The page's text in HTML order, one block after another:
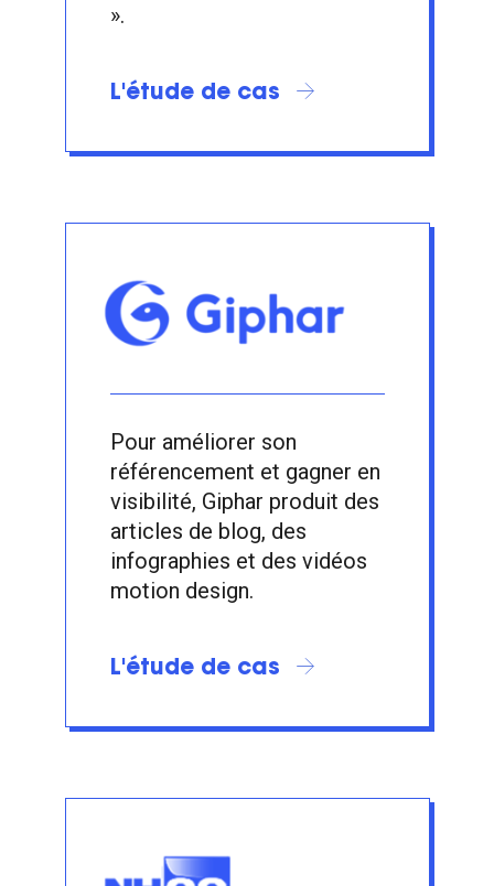
».
L'étude de cas
Pour améliorer son
référencement et gagner en
visibilité, Giphar produit des
articles de blog, des
infographies et des vidéos
motion design.
L'étude de cas